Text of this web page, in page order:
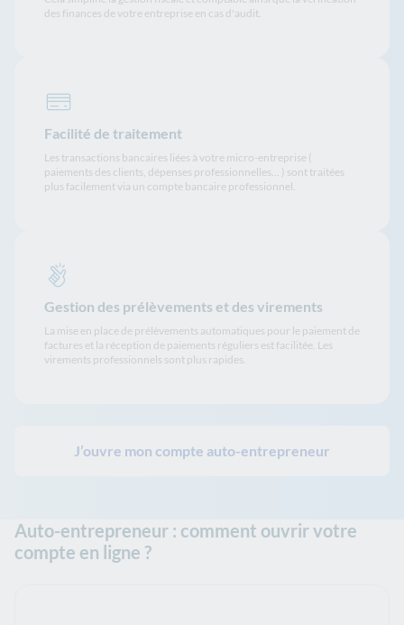
des finances de votre entreprise en cas d'audit.
Facilité de traitement
Les transactions bancaires liées à votre micro-entreprise (
paiements des clients, dépenses professionnelles... ) sont traitées
plus facilement via un compte bancaire professionnel.
Gestion des prélèvements et des virements
La mise en place de prélèvements automatiques pour le paiement de
factures et la réception de paiements réguliers est facilitée. Les
virements professionnels sont plus rapides.
J’ouvre mon compte auto-entrepreneur
Auto-entrepreneur : comment ouvrir votre
compte en ligne ?